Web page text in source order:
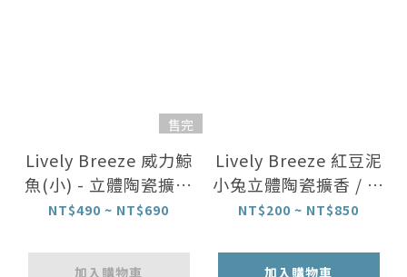
售完
Lively Breeze 威力鯨
魚(小) - 立體陶瓷擴香
/ 精油組合
NT$490 ~ NT$690
加入購物車
Lively Breeze 紅豆泥
小兔立體陶瓷擴香 / 精
油組合
NT$200 ~ NT$850
加入購物車